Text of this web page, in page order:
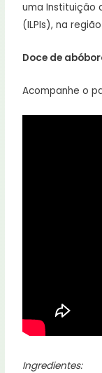
uma Instituição
(ILPIs), na
Doce de
Acompanhe o
Ingredientes: